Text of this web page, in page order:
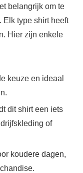
belangrijk om te
Elk type shirt heeft
Hier zijn enkele
keuze en ideaal
dit shirt een iets
of
koudere dagen,